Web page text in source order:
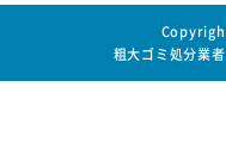
粗大ゴミ処分業